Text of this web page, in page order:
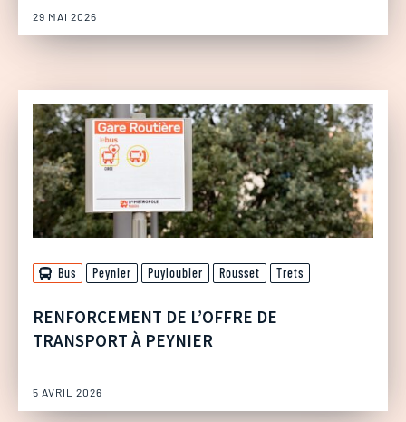
29 MAI 2026
Bus Peynier Puyloubier Rousset Trets
RENFORCEMENT DE L’OFFRE DE
TRANSPORT À PEYNIER
5 AVRIL 2026